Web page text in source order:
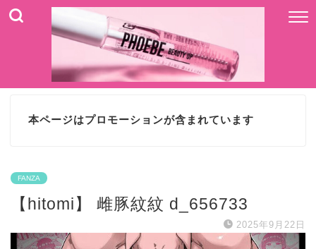
本ページはプロモーションが含まれています
FANZA
【hitomi】 雌豚紋紋 d_656733
2025年9月22日